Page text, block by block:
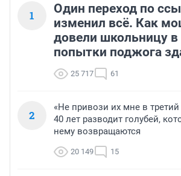
1
Один переход по
изменил всё. Как
довели школьницу в
попытки поджога
25 717 61
2
«Не привози их мне в
40 лет разводит голубей,
нему возвращаются
20 149 15